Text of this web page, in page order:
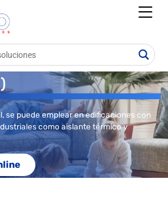
libre R188 E80
se puede emplear en edificaciones con
como aislante térmico y